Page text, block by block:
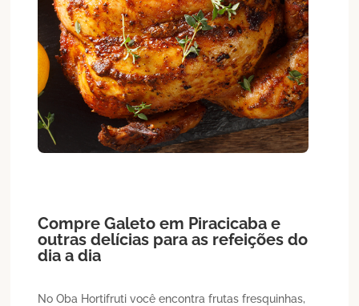
CompreGaleto em Piracicaba e
outras delícias para as refeições do
dia a dia
No Oba Hortifruti você encontra frutas fresquinhas,